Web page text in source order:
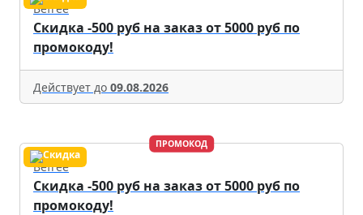
Befree
Скидка -500 руб на заказ от 5000 руб по
промокоду!
Действует до 09.08.2026
ПРОМОКОД
Befree
Скидка -500 руб на заказ от 5000 руб по
промокоду!